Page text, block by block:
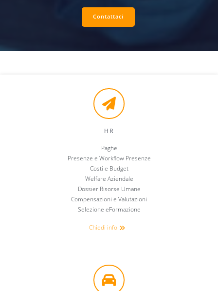
Contattaci
HR
Paghe
Presenze e Workflow Presenze
Costi e Budget
Welfare Aziendale
Dossier Risorse Umane
Compensazioni e Valutazioni
Selezione eFormazione
Chiedi info